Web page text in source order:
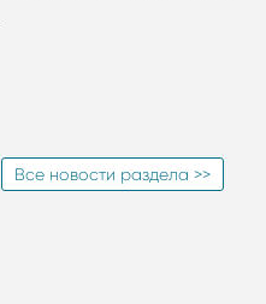
Все новости раздела >>